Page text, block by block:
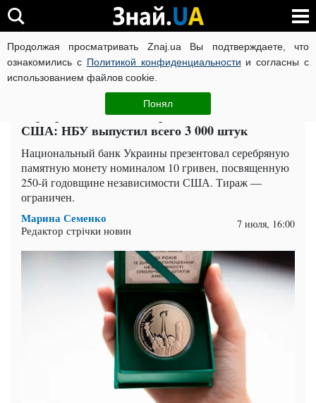
Продолжая просматривать Znaj.ua Вы подтверждаете, что
ознакомились с Политикой конфиденциальности и согласны с
использованием файлов cookie.
Понял
ВОЙНА РОССИИ ПРОТИВ УКРАИНЫ КОРОНАВИРУС В
ЧИТАТИ УКРАЇНСЬКОЮ
Серебряная монета 10 гривен к 250-летию
США: НБУ выпустил всего 3 000 штук
Национальный банк Украины презентовал серебряную
памятную монету номиналом 10 гривен, посвященную
250-й годовщине независимости США. Тираж —
ограничен.
Марина Семенко
Редактор стрічки новин 7 июля, 16:00